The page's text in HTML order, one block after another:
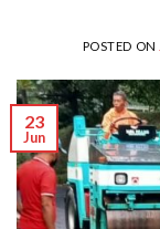
POSTED ON
23
Jun